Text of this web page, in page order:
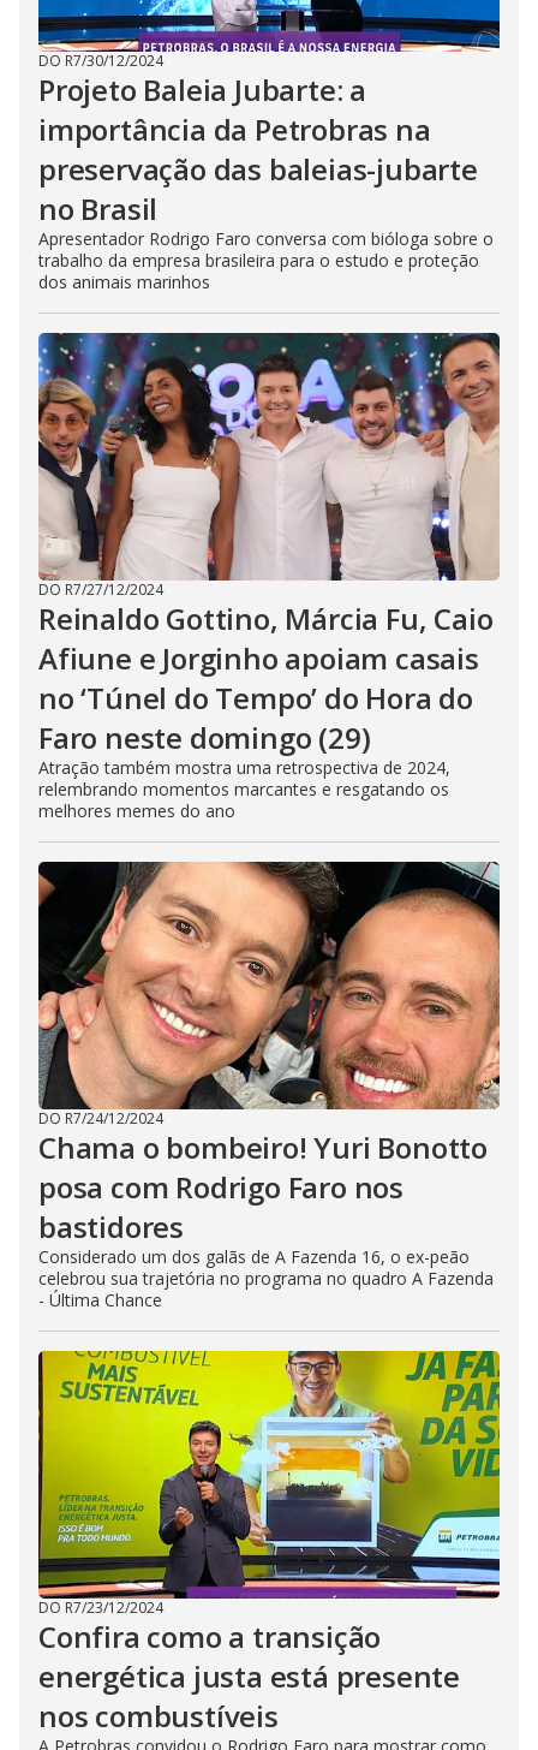
DO R7/30/12/2024
Projeto Baleia Jubarte: a
importância da Petrobras na
preservação das baleias-jubarte
no Brasil
Apresentador Rodrigo Faro conversa com bióloga sobre o
trabalho da empresa brasileira para o estudo e proteção
dos animais marinhos
DO R7/27/12/2024
Reinaldo Gottino, Márcia Fu, Caio
Afiune e Jorginho apoiam casais
no ‘Túnel do Tempo’ do Hora do
Faro neste domingo (29)
Atração também mostra uma retrospectiva de 2024,
relembrando momentos marcantes e resgatando os
melhores memes do ano
DO R7/24/12/2024
Chama o bombeiro! Yuri Bonotto
posa com Rodrigo Faro nos
bastidores
Considerado um dos galãs de A Fazenda 16, o ex-peão
celebrou sua trajetória no programa no quadro A Fazenda
- Última Chance
DO R7/23/12/2024
Confira como a transição
energética justa está presente
nos combustíveis